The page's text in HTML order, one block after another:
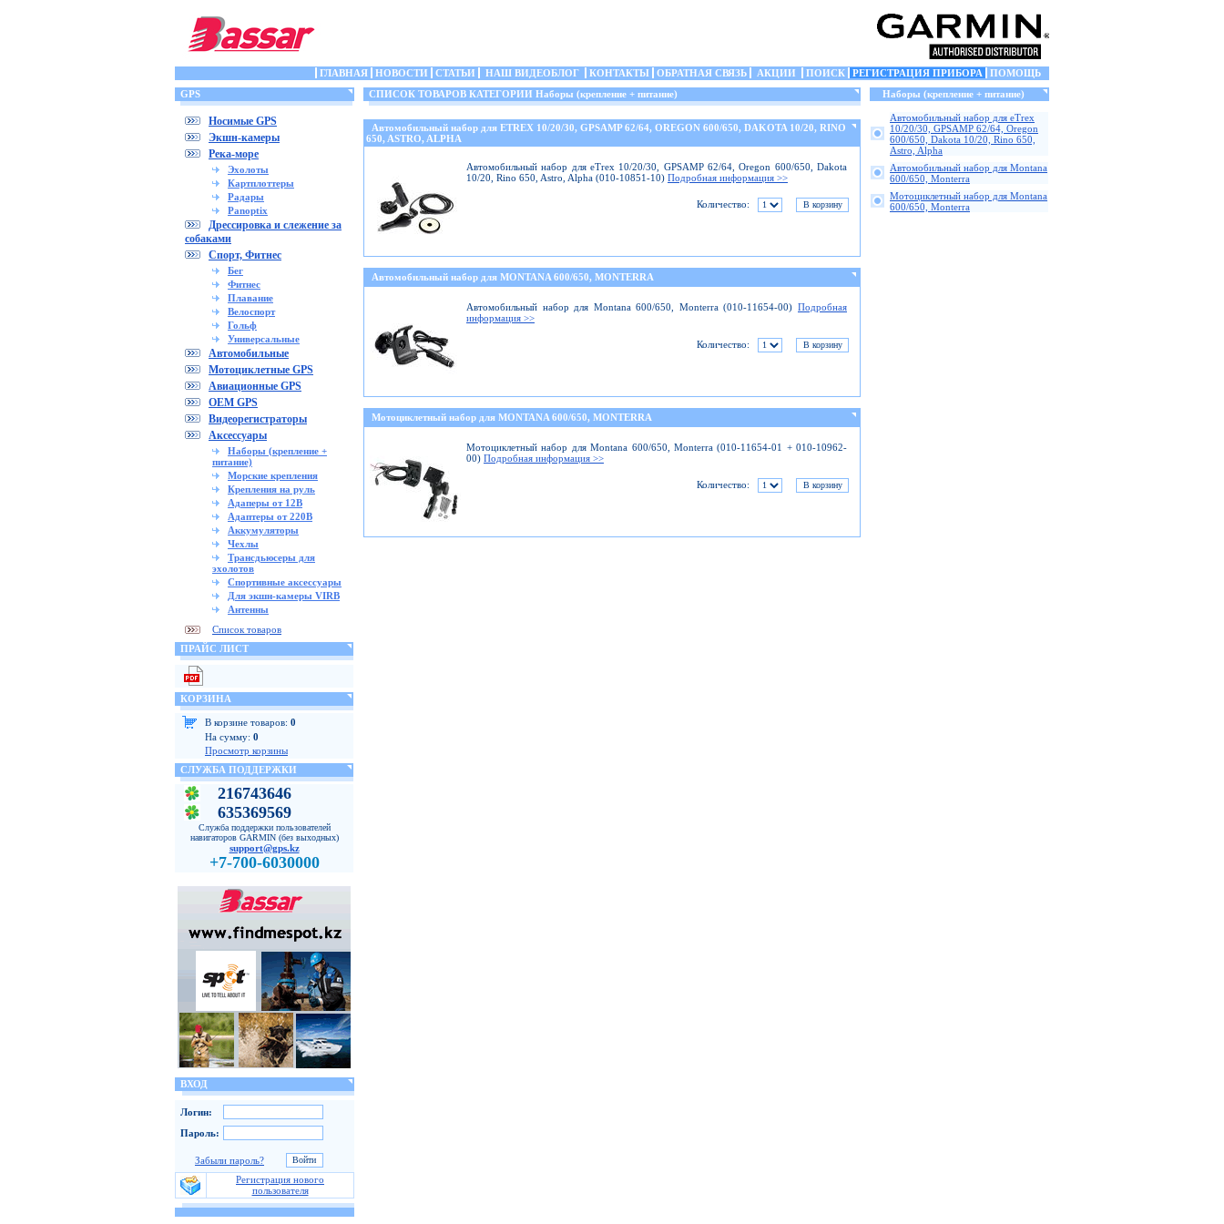
ГЛАВНАЯ НОВОСТИ СТАТЬИ НАШ ВИДЕОБЛОГ КОНТАКТЫ ОБРАТНАЯ СВЯЗЬ АКЦИИ ПОИСК РЕГИСТРАЦИЯ ПРИБОРА
ПОМОЩЬ
GPS
Носимые GPS
Экшн-камеры
Река-море
Эхолоты
Картплоттеры
Радары
Panoptix
Дрессировка и слежение за
собаками
Спорт, Фитнес
Бег
Фитнес
Плавание
Велоспорт
Гольф
Универсальные
Автомобильные
Мотоциклетные GPS
Авиационные GPS
OEM GPS
Видеорегистраторы
Аксессуары
Наборы (крепление +
питание)
Морские крепления
Крепления на руль
Адаперы от 12В
Адаптеры от 220В
Аккумуляторы
Чехлы
Трансдьюсеры для
эхолотов
Спортивные аксессуары
Для экшн-камеры VIRB
Антенны
Список товаров
ПРАЙС ЛИСТ
КОРЗИНА
В корзине товаров: 0
На сумму: 0
Просмотр корзины
СЛУЖБА ПОДДЕРЖКИ
216743646
635369569
Служба поддержки пользователей
навигаторов GARMIN (без выходных)
support@gps.kz
+7-700-6030000
ВХОД
Логин:
Пароль:
Забыли пароль?
Регистрация нового
пользователя
СПИСОК ТОВАРОВ КАТЕГОРИИ Наборы (крепление + питание)
Автомобильный набор для ETREX 10/20/30, GPSAMP 62/64, OREGON 600/650, DAKOTA 10/20, RINO
650, ASTRO, ALPHA
Автомобильный набор для eTrex 10/20/30, GPSAMP 62/64, Oregon 600/650, Dakota
10/20, Rino 650, Astro, Alpha (010-10851-10) Подробная информация >>
Количество:
Автомобильный набор для MONTANA 600/650, MONTERRA
Автомобильный набор для Montana 600/650, Monterra (010-11654-00) Подробная
информация >>
Количество:
Мотоциклетный набор для MONTANA 600/650, MONTERRA
Мотоциклетный набор для Montana 600/650, Monterra (010-11654-01 + 010-10962-
00) Подробная информация >>
Количество:
Наборы (крепление + питание)
Автомобильный набор для eTrex
10/20/30, GPSAMP 62/64, Oregon
600/650, Dakota 10/20, Rino 650,
Astro, Alpha
Автомобильный набор для Montana
600/650, Monterra
Мотоциклетный набор для Montana
600/650, Monterra